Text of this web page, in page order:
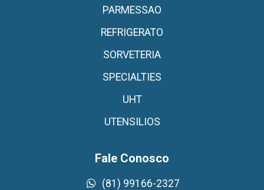
PARMESSAO
REFRIGERATO
SORVETERIA
SPECIALTIES
UHT
UTENSILIOS
Fale Conosco
(81) 99166-2327